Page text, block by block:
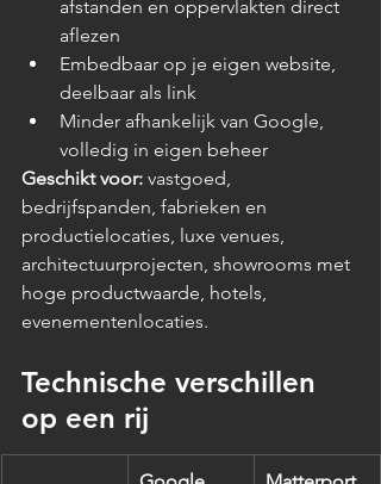
afstanden en oppervlakten direct
aflezen
Embedbaar op je eigen website,
deelbaar als link
Minder afhankelijk van Google,
volledig in eigen beheer
Geschikt voor: vastgoed,
bedrijfspanden, fabrieken en
productielocaties, luxe venues,
architectuurprojecten, showrooms met
hoge productwaarde, hotels,
evenementenlocaties.
Technische verschillen
op een rij